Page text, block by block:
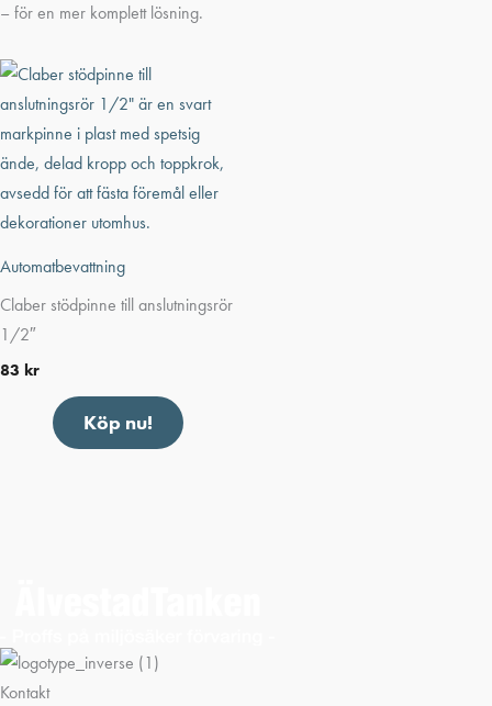
– för en mer komplett lösning.
Automatbevattning
Claber stödpinne till anslutningsrör
1/2″
83 kr
Köp nu!
Kontakt